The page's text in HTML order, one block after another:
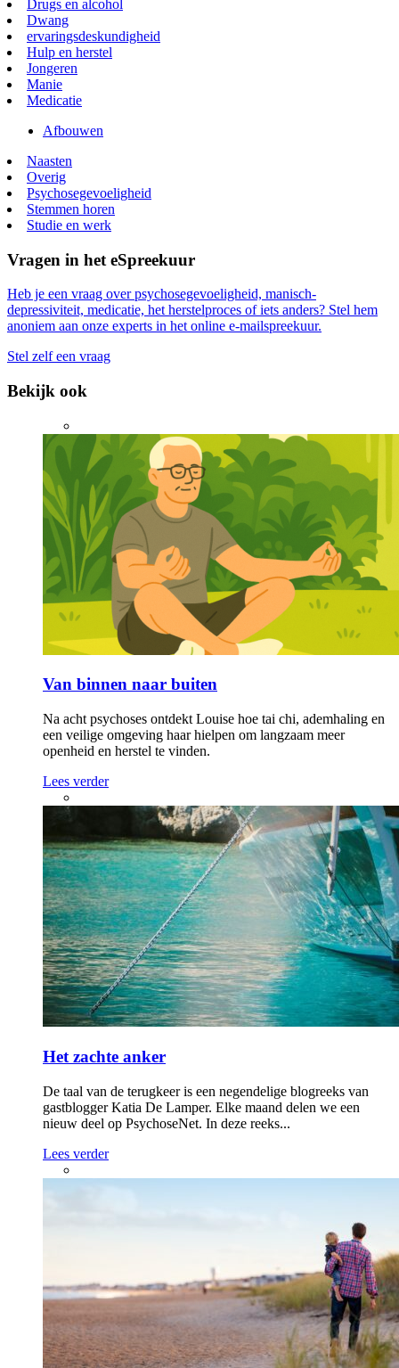
Drugs en alcohol
Dwang
ervaringsdeskundigheid
Hulp en herstel
Jongeren
Manie
Medicatie
Afbouwen
Naasten
Overig
Psychosegevoeligheid
Stemmen horen
Studie en werk
Vragen in het eSpreekuur
Heb je een vraag over psychosegevoeligheid, manisch-
depressiviteit, medicatie, het herstelproces of iets anders? Stel hem
anoniem aan onze experts in het online e-mailspreekuur.
Stel zelf een vraag
Bekijk ook
Van binnen naar buiten
Na acht psychoses ontdekt Louise hoe tai chi, ademhaling en
een veilige omgeving haar hielpen om langzaam meer
openheid en herstel te vinden.
Lees verder
Het zachte anker
De taal van de terugkeer is een negendelige blogreeks van
gastblogger Katia De Lamper. Elke maand delen we een
nieuw deel op PsychoseNet. In deze reeks...
Lees verder